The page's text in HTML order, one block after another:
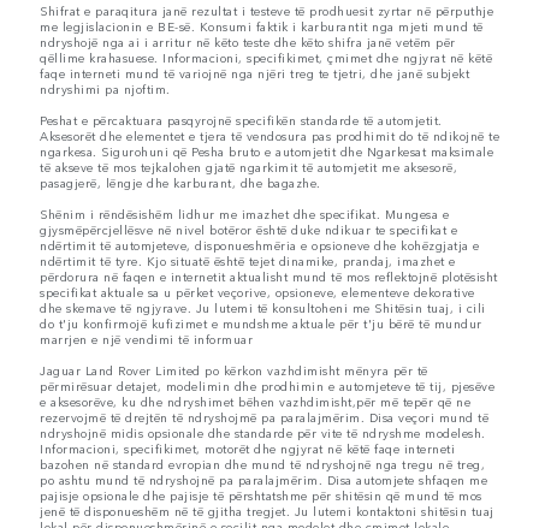
Shifrat e paraqitura janë rezultat i testeve të prodhuesit zyrtar në përputhje
me legjislacionin e BE-së. Konsumi faktik i karburantit nga mjeti mund të
ndryshojë nga ai i arritur në këto teste dhe këto shifra janë vetëm për
qëllime krahasuese. Informacioni, specifikimet, çmimet dhe ngjyrat në këtë
faqe interneti mund të variojnë nga njëri treg te tjetri, dhe janë subjekt
ndryshimi pa njoftim.
Peshat e përcaktuara pasqyrojnë specifikën standarde të automjetit.
Aksesorët dhe elementet e tjera të vendosura pas prodhimit do të ndikojnë te
ngarkesa. Sigurohuni që Pesha bruto e automjetit dhe Ngarkesat maksimale
të akseve të mos tejkalohen gjatë ngarkimit të automjetit me aksesorë,
pasagjerë, lëngje dhe karburant, dhe bagazhe.
Shënim i rëndësishëm lidhur me imazhet dhe specifikat. Mungesa e
gjysmëpërcjellësve në nivel botëror është duke ndikuar te specifikat e
ndërtimit të automjeteve, disponueshmëria e opsioneve dhe kohëzgjatja e
ndërtimit të tyre. Kjo situatë është tejet dinamike, prandaj, imazhet e
përdorura në faqen e internetit aktualisht mund të mos reflektojnë plotësisht
specifikat aktuale sa u përket veçorive, opsioneve, elementeve dekorative
dhe skemave të ngjyrave. Ju lutemi të konsultoheni me Shitësin tuaj, i cili
do t'ju konfirmojë kufizimet e mundshme aktuale për t'ju bërë të mundur
marrjen e një vendimi të informuar
Jaguar Land Rover Limited po kërkon vazhdimisht mënyra për të
përmirësuar detajet, modelimin dhe prodhimin e automjeteve të tij, pjesëve
e aksesorëve, ku dhe ndryshimet bëhen vazhdimisht,për më tepër që ne
rezervojmë të drejtën të ndryshojmë pa paralajmërim. Disa veçori mund të
ndryshojnë midis opsionale dhe standarde për vite të ndryshme modelesh.
Informacioni, specifikimet, motorët dhe ngjyrat në këtë faqe interneti
bazohen në standard evropian dhe mund të ndryshojnë nga tregu në treg,
po ashtu mund të ndryshojnë pa paralajmërim. Disa automjete shfaqen me
pajisje opsionale dhe pajisje të përshtatshme për shitësin që mund të mos
jenë të disponueshëm në të gjitha tregjet. Ju lutemi kontaktoni shitësin tuaj